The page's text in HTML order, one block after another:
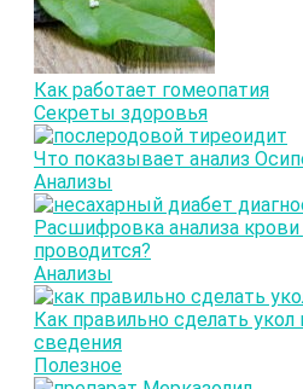
Как работает гомеопатия
Секреты здоровья
Что показывает анализ
Анализы
Расшифровка анализа крови
проводится?
Анализы
Как правильно сделать
сведения
Полезное